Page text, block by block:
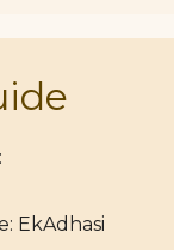
EkAdhasi